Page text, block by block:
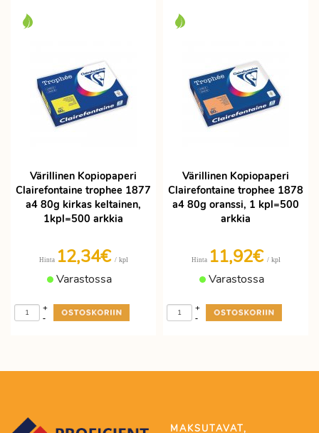
Värillinen Kopiopaperi
Clairefontaine trophee 1877
a4 80g kirkas keltainen,
1kpl=500 arkkia
Hinta 12,34€ / kpl
Varastossa
-
+
Värillinen Kopiopaperi
Clairefontaine trophee 1878
a4 80g oranssi, 1 kpl=500
arkkia
Hinta 11,92€ / kpl
Varastossa
-
+
MAKSUTAVAT,